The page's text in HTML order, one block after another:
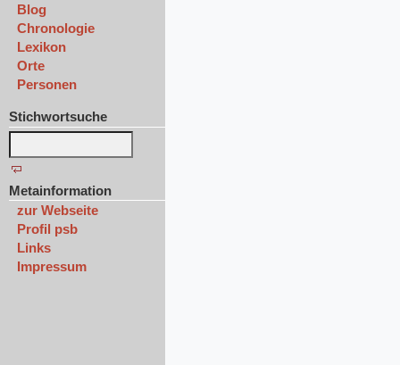
Blog
Chronologie
Lexikon
Orte
Personen
Stichwortsuche
Metainformation
zur Webseite
Profil psb
Links
Impressum